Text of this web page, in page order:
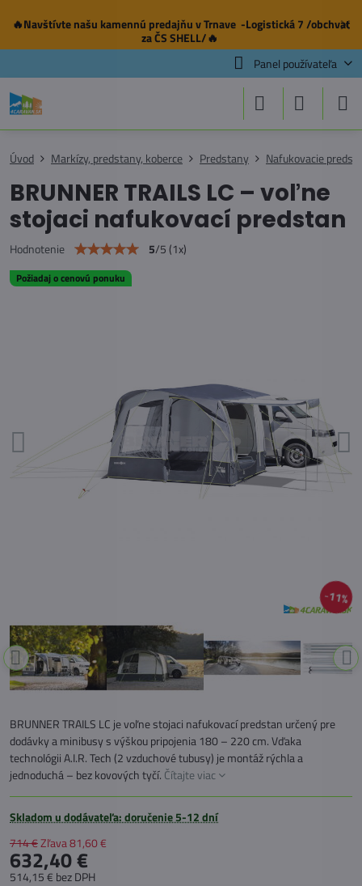
✕
🔥Navštívte našu kamennú predajňuv Trnave -Logistická 7 /obchvat
za ČS SHELL/🔥
Panel používateľa
Požiadaj o cenovú ponuku
11%
Úvod Markízy, predstany, koberce Predstany Nafukovacie
BRUNNER TRAILS LC – voľne
stojaci nafukovací predstan
Hodnotenie 5/5(1x)
BRUNNER TRAILS LC je voľne stojaci nafukovací predstan určený pre
dodávky a minibusy s výškou pripojenia 180 – 220 cm. Vďaka
technológii A.I.R. Tech (2 vzduchové tubusy) je montáž rýchla a
jednoduchá – bez kovových tyčí. Čítajte viac
Skladom u dodávateľa: doručenie 5-12 dní
714 €Zľava81,60 €
632,40 €
514,15 € bez DPH